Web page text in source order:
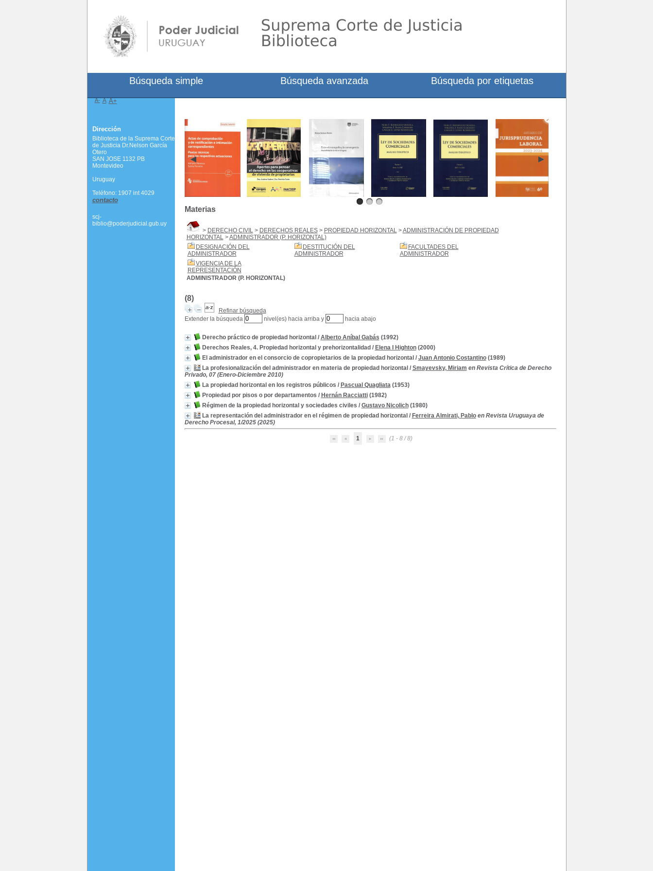
Materias
> DERECHO CIVIL> DERECHOS REALES> PROPIEDAD HORIZONTAL>ADMINISTRACIÓN DE PROPIEDAD
HORIZONTAL>ADMINISTRADOR (P. HORIZONTAL)
DESIGNACIÓN DEL
ADMINISTRADOR
DESTITUCIÓN DEL
ADMINISTRADOR
FACULTADES DEL
ADMINISTRADOR
VIGENCIA DE LA
REPRESENTACIÓN
ADMINISTRADOR (P. HORIZONTAL)
(8)
Refinar búsqueda
Extender la búsqueda
nivel(es) hacia arriba y hacia abajo
Derecho práctico de propiedad horizontal / Alberto Aníbal Gabás (1992)
Derechos Reales, 4. Propiedad horizontal y prehorizontalidad / Elena I Highton(2000)
El administrador en el consorcio de copropietarios de la propiedad horizontal / Juan Antonio Costantino(1989)
La profesionalización del administrador en materia de propiedad horizontal / Smayevsky, Miriam en Revista Crítica de Derecho
Privado, 07 (Enero-Diciembre 2010)
La propiedad horizontal en los registros públicos / Pascual Quagliata(1953)
Propiedad por pisos o por departamentos / Hernán Racciatti(1982)
Régimen de la propiedad horizontal y sociedades civiles / Gustavo Nicolich(1980)
La representación del administrador en el régimen de propiedad horizontal / Ferreira Almirati, Pablo en Revista Uruguaya de
Derecho Procesal, 1/2025 (2025)
1 (1 - 8 / 8)
Búsqueda simple Búsqueda avanzada Búsqueda por etiquetas
A- A A+
Dirección
Biblioteca de la Suprema Corte
de Justicia Dr.Nelson García
Otero
SAN JOSE 1132 PB
Montevideo
Uruguay
Teléfono: 1907 int 4029
contacto
scj-
biblio@poderjudicial.gub.uy